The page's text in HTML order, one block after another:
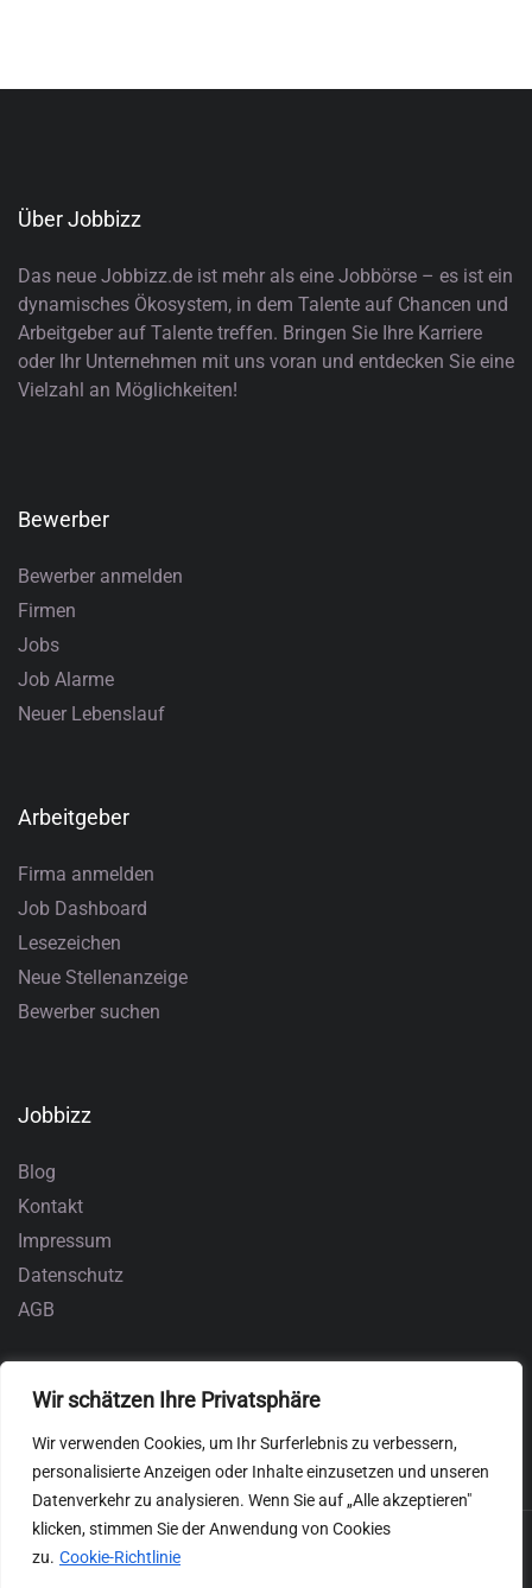
Wir schätzen Ihre Privatsphäre
Wir verwenden Cookies, um Ihr Surferlebnis zu verbessern,
personalisierte Anzeigen oder Inhalte einzusetzen und unseren
Datenverkehr zu analysieren. Wenn Sie auf „Alle akzeptieren"
klicken, stimmen Sie der Anwendung von Cookies
zu. Cookie-Richtlinie
Über Jobbizz
Das neue Jobbizz.de ist mehr als eine Jobbörse – es ist ein
dynamisches Ökosystem, in dem Talente auf Chancen und
Arbeitgeber auf Talente treffen. Bringen Sie Ihre Karriere
oder Ihr Unternehmen mit uns voran und entdecken Sie eine
Vielzahl an Möglichkeiten!
Bewerber
Bewerber anmelden
Firmen
Jobs
Job Alarme
Neuer Lebenslauf
Arbeitgeber
Firma anmelden
Job Dashboard
Lesezeichen
Neue Stellenanzeige
Bewerber suchen
Jobbizz
Blog
Kontakt
Impressum
Datenschutz
AGB